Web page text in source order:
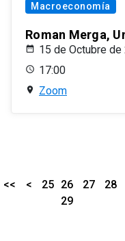
Macroeconomía
Roman Merga,
15 de Octubre de
17:00
Zoom
<< < 25 26 27
28
29